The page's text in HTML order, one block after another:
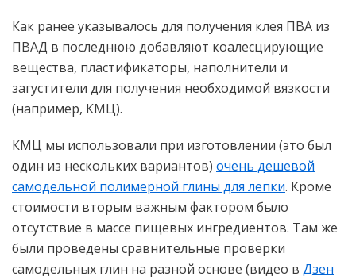
Как ранее указывалось для получения клея ПВА из
ПВАД в последнюю добавляют коалесцирующие
вещества, пластификаторы, наполнители и
загустители для получения необходимой вязкости
(например, КМЦ).
КМЦ мы использовали при изготовлении (это был
один из нескольких вариантов) очень дешевой
самодельной полимерной глины для лепки. Кроме
стоимости вторым важным фактором было
отсутствие в массе пищевых ингредиентов. Там же
были проведены сравнительные проверки
самодельных глин на разной основе (видео в Дзен